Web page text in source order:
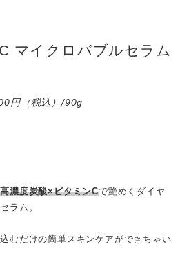
マイクロバブルセラム
円（税込）/90g
高濃度炭酸×ビタミンCで艶めくダイヤ
ラム。
むだけの簡単スキンケアができちゃい